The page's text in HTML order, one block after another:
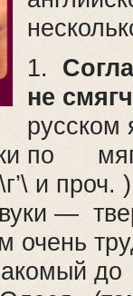
1.
не
русском
по
и проч.
—